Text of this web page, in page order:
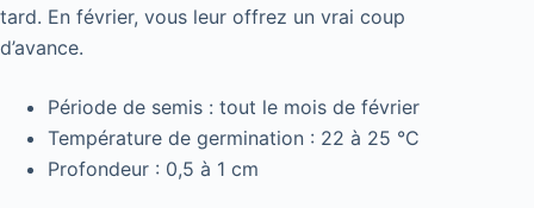
tard. En février, vous leur offrez un vrai coup
d’avance.
Période de semis : tout le mois de février
Température de germination : 22 à 25 °C
Profondeur : 0,5 à 1 cm